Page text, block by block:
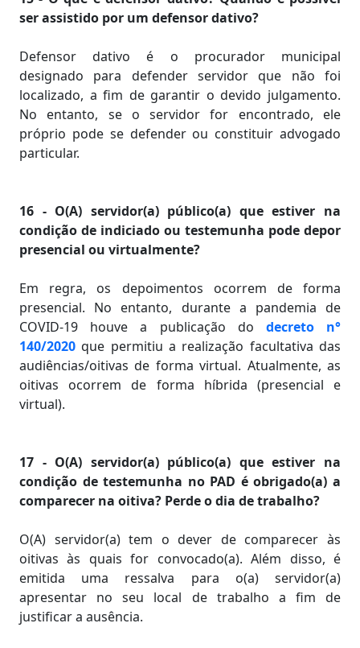
ser assistido por um defensor dativo?
Defensor dativo é o procurador municipal
designado para defender servidor que não foi
localizado, a fim de garantir o devido julgamento.
No entanto, se o servidor for encontrado, ele
próprio pode se defender ou constituir advogado
particular.
16 - O(A) servidor(a) público(a) que estiver na
condição de indiciado ou testemunha pode depor
presencial ou virtualmente?
Em regra, os depoimentos ocorrem de forma
presencial. No entanto, durante a pandemia de
COVID-19 houve a publicação do decreto n°
140/2020 que permitiu a realização facultativa das
audiências/oitivas de forma virtual. Atualmente, as
oitivas ocorrem de forma híbrida (presencial e
virtual).
17 - O(A) servidor(a) público(a) que estiver na
condição de testemunha no PAD é obrigado(a) a
comparecer na oitiva? Perde o dia de trabalho?
O(A) servidor(a) tem o dever de comparecer às
oitivas às quais for convocado(a). Além disso, é
emitida uma ressalva para o(a) servidor(a)
apresentar no seu local de trabalho a fim de
justificar a ausência.